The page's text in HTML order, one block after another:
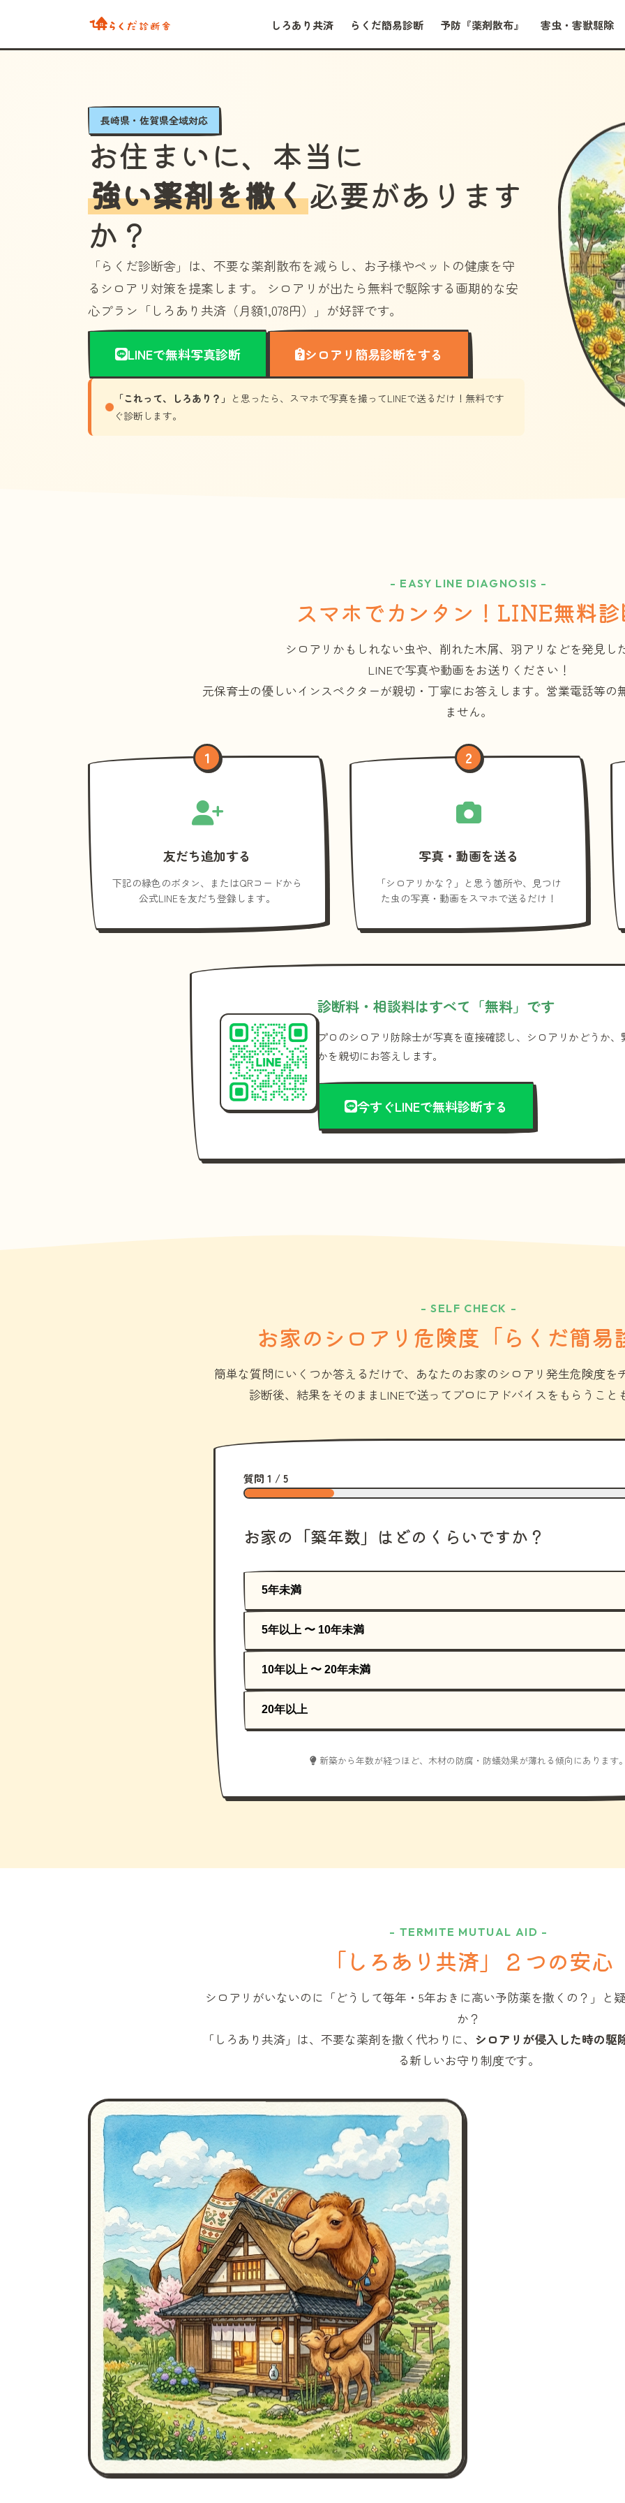
しろあり共済 らくだ簡易診断 予防『薬剤散布』 害虫・害獣駆除
長崎県・佐賀県全域対応
お住まいに、本当に
強い薬剤を撒く必要があります
か？
「らくだ診断舎」 は、不要な薬剤散布を減らし、お子様やペットの健康を守
るシロアリ対策を提案します。 シロアリが出たら無料で駆除する画期的な安
心プラン 「しろあり共済（月額1,078円）」 が好評です。
LINEで無料写真診断 シロアリ簡易診断をする
「これって、しろあり？」 と思ったら、スマホで写真を撮ってLINEで送るだけ！無料です
ぐ診断します。
- EASY LINE DIAGNOSIS -
スマホでカンタン！LINE無料
シロアリかもしれない虫や、削れた木屑、羽アリなどを発見し
LINEで写真や動画をお送りください！
元保育士の優しいインスペクターが親切・丁寧にお答えします。 営業電話等の
ません。
1
友だち追加する
下記の緑色のボタン、またはQRコードから
公式LINEを友だち登録します。
2
写真・動画を送る
「シロアリかな？」と思う箇所や、見つけ
た虫の写真・動画をスマホで送るだけ！
診断料・相談料はすべて「無料」です
プロのシロアリ防除士が写真を直接確認し、シロアリかどうか
かを親切にお答えします。
今すぐLINEで無料診断する
- SELF CHECK -
お家のシロアリ危険度「らくだ簡易
簡単な質問にいくつか答えるだけで、あなたのお家のシロアリ発生危険度を
診断後、結果をそのままLINEで送ってプロにアドバイスをもらうこと
質問 1 / 5
お家の「築年数」はどのくらいですか？
5年未満
5年以上 〜 10年未満
10年以上 〜 20年未満
20年以上
新築から年数が経つほど、木材の防腐・防蟻効果が薄れる傾向にあります
- TERMITE MUTUAL AID -
「しろあり共済」 ２つの安心
シロアリがいないのに「どうして毎年・5年おきに高い予防薬を撒くの？」と
か？
「しろあり共済」 は、不要な薬剤を撒く代わりに、 シロアリが侵入した時の駆
る新しいお守り制度です。